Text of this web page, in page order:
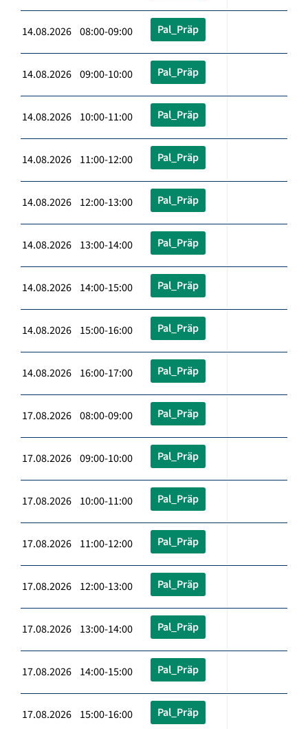
14.08.2026 08:00-09:00 Pal_Präp
14.08.2026 09:00-10:00 Pal_Präp
14.08.2026 10:00-11:00 Pal_Präp
14.08.2026 11:00-12:00 Pal_Präp
14.08.2026 12:00-13:00 Pal_Präp
14.08.2026 13:00-14:00 Pal_Präp
14.08.2026 14:00-15:00 Pal_Präp
14.08.2026 15:00-16:00 Pal_Präp
14.08.2026 16:00-17:00 Pal_Präp
17.08.2026 08:00-09:00 Pal_Präp
17.08.2026 09:00-10:00 Pal_Präp
17.08.2026 10:00-11:00 Pal_Präp
17.08.2026 11:00-12:00 Pal_Präp
17.08.2026 12:00-13:00 Pal_Präp
17.08.2026 13:00-14:00 Pal_Präp
17.08.2026 14:00-15:00 Pal_Präp
17.08.2026 15:00-16:00 Pal_Präp